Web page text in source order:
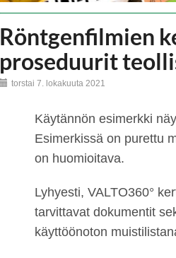
Röntgenfilmien
proseduurit
torstai 7. lokakuuta 2021
Käytännön esimerkki
Esimerkissä on purettu
on huomioitava.
Lyhyesti, VALTO360°
tarvittavat dokumentit
käyttöönoton